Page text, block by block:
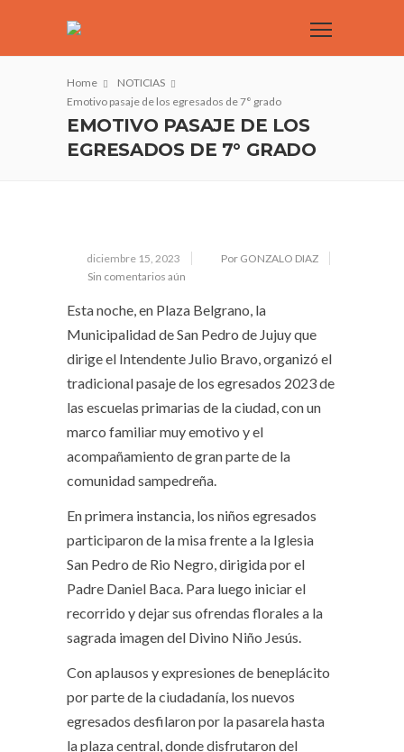
Home
NOTICIAS
Emotivo pasaje de los egresados de 7° grado
EMOTIVO PASAJE DE LOS
EGRESADOS DE 7° GRADO
diciembre 15, 2023
Por GONZALO DIAZ
Sin comentarios aún
Esta noche, en Plaza Belgrano, la
Municipalidad de San Pedro de Jujuy que
dirige el Intendente Julio Bravo, organizó el
tradicional pasaje de los egresados 2023 de
las escuelas primarias de la ciudad, con un
marco familiar muy emotivo y el
acompañamiento de gran parte de la
comunidad sampedreña.
En primera instancia, los niños egresados
participaron de la misa frente a la Iglesia
San Pedro de Rio Negro, dirigida por el
Padre Daniel Baca. Para luego iniciar el
recorrido y dejar sus ofrendas florales a la
sagrada imagen del Divino Niño Jesús.
Con aplausos y expresiones de beneplácito
por parte de la ciudadanía, los nuevos
egresados desfilaron por la pasarela hasta
la plaza central, donde disfrutaron del